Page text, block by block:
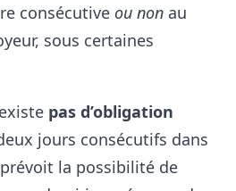
consécutive ou non au
sous certaines
pas d’obligation
jours consécutifs dans
la possibilité de